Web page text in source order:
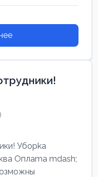
Убоpkа
Оплаma mdash;